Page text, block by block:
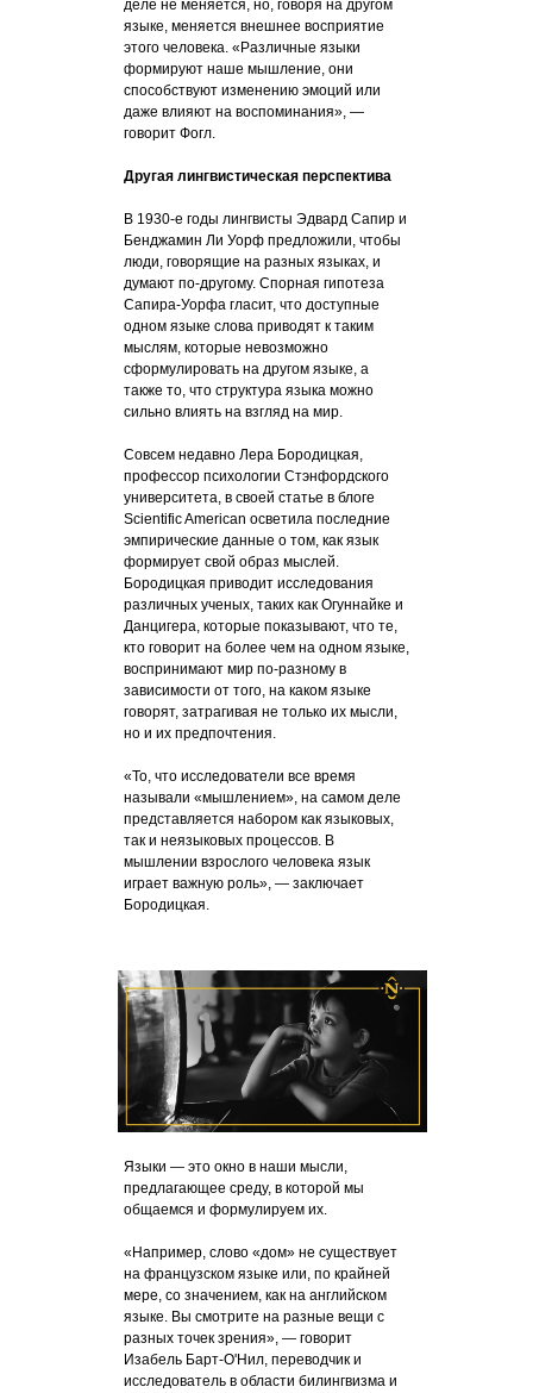
деле не меняется, но, говоря на другом
языке, меняется внешнее восприятие
этого человека. «Различные языки
формируют наше мышление, они
способствуют изменению эмоций или
даже влияют на воспоминания», —
говорит Фогл.
Другая лингвистическая перспектива
В 1930-е годы лингвисты Эдвард Сапир и
Бенджамин Ли Уорф предложили, чтобы
люди, говорящие на разных языках, и
думают по-другому. Спорная гипотеза
Сапира-Уорфа гласит, что доступные
одном языке слова приводят к таким
мыслям, которые невозможно
сформулировать на другом языке, а
также то, что структура языка можно
сильно влиять на взгляд на мир.
Совсем недавно Лера Бородицкая,
профессор психологии Стэнфордского
университета, в своей статье в блоге
Scientific American осветила последние
эмпирические данные о том, как язык
формирует свой образ мыслей.
Бородицкая приводит исследования
различных ученых, таких как Огуннайке и
Данцигера, которые показывают, что те,
кто говорит на более чем на одном языке,
воспринимают мир по-разному в
зависимости от того, на каком языке
говорят, затрагивая не только их мысли,
но и их предпочтения.
«То, что исследователи все время
называли «мышлением», на самом деле
представляется набором как языковых,
так и неязыковых процессов. В
мышлении взрослого человека язык
играет важную роль», — заключает
Бородицкая.
Языки — это окно в наши мысли,
предлагающее среду, в которой мы
общаемся и формулируем их.
«Например, слово «дом» не существует
на французском языке или, по крайней
мере, со значением, как на английском
языке. Вы смотрите на разные вещи с
разных точек зрения», — говорит
Изабель Барт-О'Нил, переводчик и
исследователь в области билингвизма и